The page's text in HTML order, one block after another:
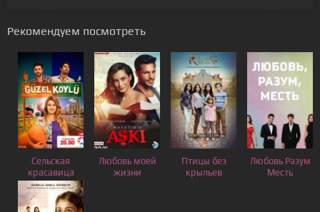
Рекомендуем посмотреть
Сельская
красавица
Любовь моей
жизни
Птицы без
крыльев
Любовь Разум
Месть